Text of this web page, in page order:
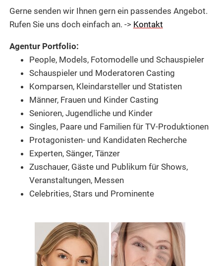
Gerne senden wir Ihnen gern ein passendes Angebot.
Rufen Sie uns doch einfach an. -> Kontakt
Agentur Portfolio:
People, Models, Fotomodelle und Schauspieler
Schauspieler und Moderatoren Casting
Komparsen, Kleindarsteller und Statisten
Männer, Frauen und Kinder Casting
Senioren, Jugendliche und Kinder
Singles, Paare und Familien für TV-Produktionen
Protagonisten- und Kandidaten Recherche
Experten, Sänger, Tänzer
Zuschauer, Gäste und Publikum für Shows,
Veranstaltungen, Messen
Celebrities, Stars und Prominente